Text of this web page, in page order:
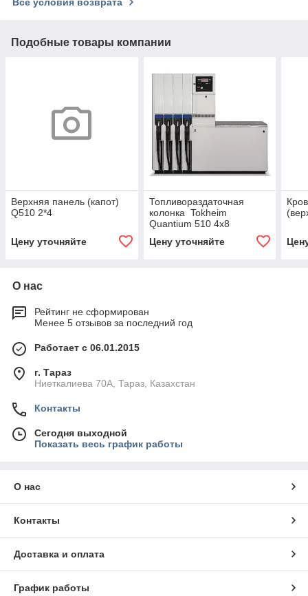
Подобные товары компании
Верхняя панель (капот)
Q510 2*4
Цену уточняйте
Топливораздаточная
колонка Tokheim
Quantium 510 4х8
Цену уточняйте
О нас
Рейтинг не сформирован
Менее 5 отзывов за последний год
Работает с 06.01.2015
г. Тараз
Ниеткалиева 70А, Тараз, Казахстан
Контакты
Сегодня выходной
Показать весь график работы
О нас
Контакты
Доставка и оплата
График работы